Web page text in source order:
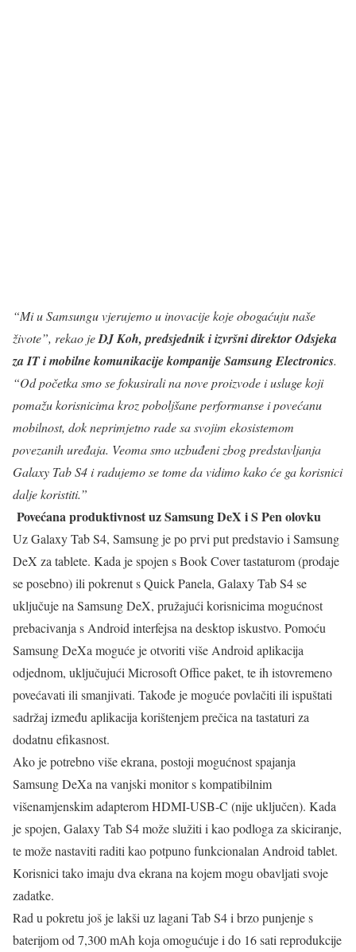
“Mi u Samsungu vjerujemo u inovacije koje obogaćuju naše
živote”, rekao jeDJ Koh, predsjednik i izvršni direktor Odsjeka
za IT i mobilne komunikacije kompanije Samsung Electronics.
“Od početka smo se fokusirali na nove proizvode i usluge koji
pomažu korisnicima kroz poboljšane performanse i povećanu
mobilnost, dok neprimjetno rade sa svojim ekosistemom
povezanih uređaja. Veoma smo uzbuđeni zbog predstavljanja
Galaxy Tab S4 i radujemo se tome da vidimo kako će ga korisnici
dalje koristiti.”
Povećana produktivnost uz Samsung DeX i S Pen olovku
Uz Galaxy Tab S4, Samsung je po prvi put predstavio i Samsung
DeX za tablete. Kada je spojen s Book Cover tastaturom (prodaje
se posebno) ili pokrenut s Quick Panela, Galaxy Tab S4 se
uključuje na Samsung DeX, pružajući korisnicima mogućnost
prebacivanja s Android interfejsa na desktop iskustvo. Pomoću
Samsung DeXa moguće je otvoriti više Android aplikacija
odjednom, uključujući Microsoft Office paket, te ih istovremeno
povećavati ili smanjivati. Takođe je moguće povlačiti ili ispuštati
sadržaj između aplikacija korištenjem prečica na tastaturi za
dodatnu efikasnost.
Ako je potrebno više ekrana, postoji mogućnost spajanja
Samsung DeXa na vanjski monitor s kompatibilnim
višenamjenskim adapterom HDMI-USB-C (nije uključen). Kada
je spojen, Galaxy Tab S4 može služiti i kao podloga za skiciranje,
te može nastaviti raditi kao potpuno funkcionalan Android tablet.
Korisnici tako imaju dva ekrana na kojem mogu obavljati svoje
zadatke.
Rad u pokretu još je lakši uz lagani Tab S4 i brzo punjenje s
baterijom od 7,300 mAh koja omogućuje i do 16 sati reprodukcije